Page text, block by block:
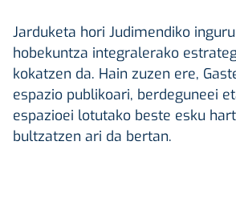
Jarduketa hori Judimendiko
hobekuntza integralerako
kokatzen da. Hain zuzen ere,
espazio publikoari, berdeguneei
espazioei lotutako beste esku
bultzatzen ari da bertan.